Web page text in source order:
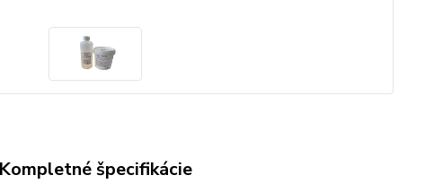
Kompletné špecifikácie